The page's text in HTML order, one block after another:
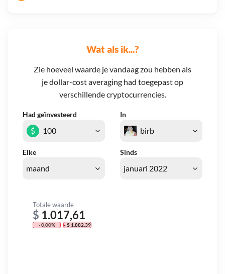
Wat als ik...?
Zie hoeveel waarde je vandaag zou hebben als
je dollar-cost averaging had toegepast op
verschillende cryptocurrencies.
Had geïnvesteerd In
Elke Sinds
$
Totale waarde
$ 1.017,61
- 0,00% - $ 1.882,39